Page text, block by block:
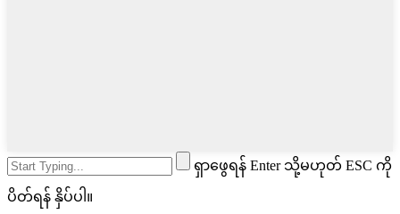
ရှာဖွေရန် Enter သို့မဟုတ် ESC ကို
ပိတ်ရန် နှိပ်ပါ။